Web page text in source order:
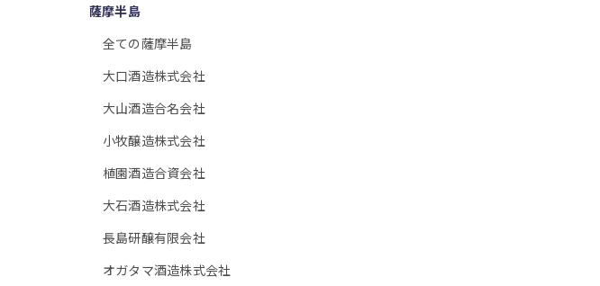
薩摩半島
全ての薩摩半島
大口酒造株式会社
大山酒造合名会社
小牧醸造株式会社
植園酒造合資会社
大石酒造株式会社
長島研醸有限会社
オガタマ酒造株式会社